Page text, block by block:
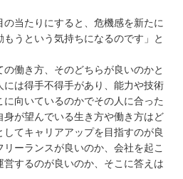
当たりにすると、危機感を新たに
うという気持ちになるのです」と
働き方、そのどちらが良いのかと
は得手不得手があり、能力や技術
向いているのかでその人に合った
が望んでいる生き方や働き方はど
てキャリアアップを目指すのが良
ーランスが良いのか、会社を起こ
営するのが良いのか、そこに答えは